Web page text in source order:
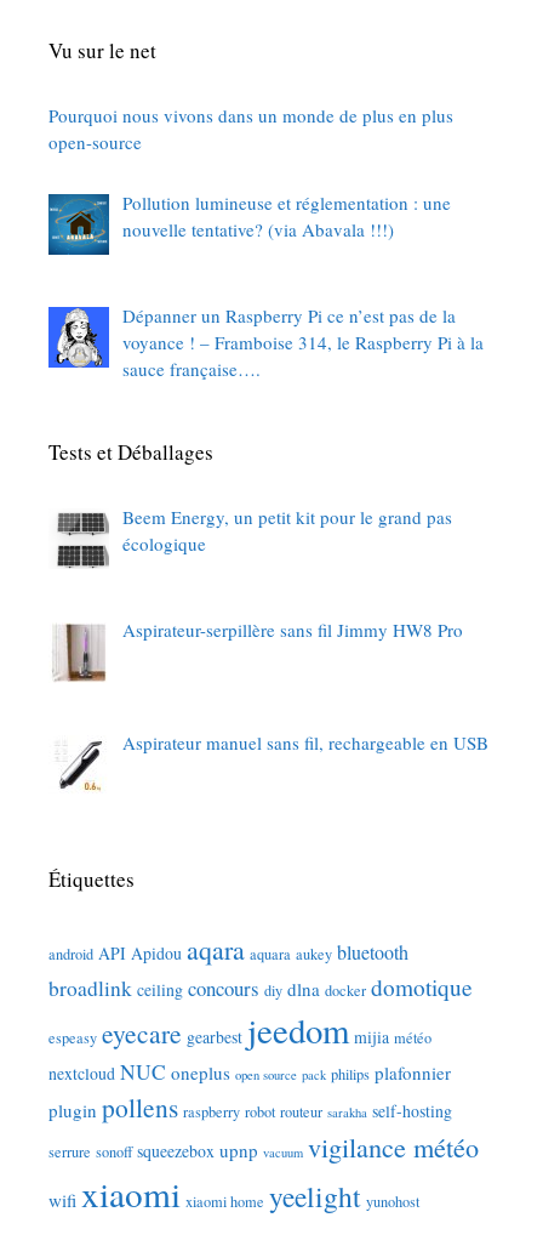
Vu sur le net
Pourquoi nous vivons dans un monde de plus en plus
open-source
Pollution lumineuse et réglementation : une
nouvelle tentative? (via Abavala !!!)
Dépanner un Raspberry Pi ce n’est pas de la
voyance ! – Framboise 314, le Raspberry Pi à la
sauce française….
Tests et Déballages
Beem Energy, un petit kit pour le grand pas
écologique
Aspirateur-serpillère sans fil Jimmy HW8 Pro
Aspirateur manuel sans fil, rechargeable en USB
Étiquettes
android API Apidou aqara aquara aukey bluetooth
broadlink ceiling concours diy dlna docker domotique
espeasy eyecare gearbest jeedom mijia météo
nextcloud NUC oneplus open source pack philips plafonnier
plugin pollens raspberry robot routeur sarakha self-hosting
serrure sonoff squeezebox upnp vacuum vigilance météo
wifi xiaomi xiaomi home yeelight yunohost